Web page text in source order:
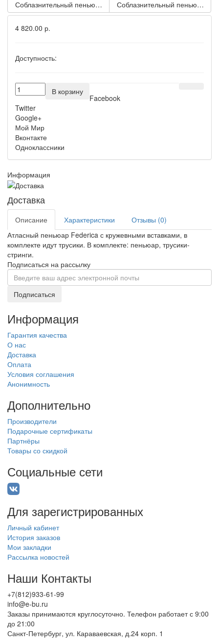
Соблазнительный пеньюар с кружевом Fabienne
Соблазнительный пеньюар с
4 820.00 р.
Доступность:
В корзину
Facebook
Twitter
Google+
Мой Мир
Вконтакте
Одноклассники
Информация
Доставка
Описание Характеристики
Отзывы (0)
Атласный пеньюар Federica с кружевными вставками, в
комплекте идут трусики. В комплекте: пеньюар, трусики-
стринги.
Подписаться на рассылку
Подписаться
Информация
Гарантия качества
О нас
Доставка
Оплата
Условия соглашения
Анонимность
Дополнительно
Производители
Подарочные сертификаты
Партнёры
Товары со скидкой
Социальные сети
Для зарегистрированных
Личный кабинет
История заказов
Мои закладки
Рассылка новостей
Наши Контакты
+7(812)933-61-99
info@e-bu.ru
Заказы принимаются круглосуточно. Телефон работает с 9:00
до 21:00
Санкт-Петербург, ул. Караваевская, д.24 корп. 1